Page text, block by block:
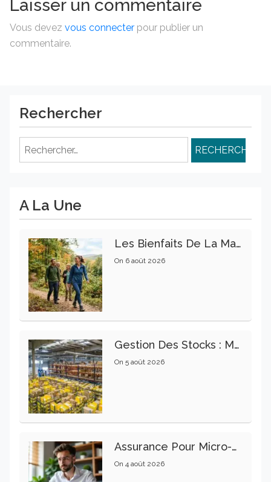
Laisser un commentaire
Vous devez vous connecter pour publier un
commentaire.
Rechercher
Rechercher :
A La Une
Les Bienfaits De La Marche Sur La Santé Physique Et Mentale
On 6 août 2026
Gestion Des Stocks : Meilleures Pratiques Intralogistiques
On 5 août 2026
Assurance Pour Micro-Entrepreneur : Les Garanties Essentielles À Connaître
On 4 août 2026